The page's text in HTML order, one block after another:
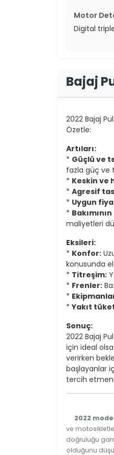
Motor
Digital
Bajaj
2022 Bajaj
Özetle:
Artıları:
* Güçlü ve
fazla güç ve
* Keskin ve
* Agresif
* Uygun
*
maliyetleri
Eksileri:
* Konfor:
konusunda
* Titreşim:
* Frenler:
*
*Yakıt
Sonuç:
2022 Bajaj
için ideal
verirken
başlayanlar
tercih
2022
ve
doğruluğu
olduğunu